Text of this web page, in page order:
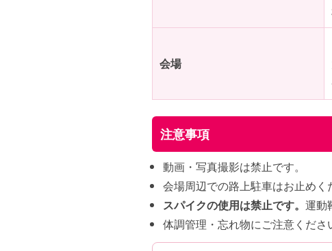
会場
注意事項
動画・写真撮影は禁止です。
会場周辺での路上駐車はお止めく
スパイクの使用は禁止です。 運動
体調管理・忘れ物にご注意くださ